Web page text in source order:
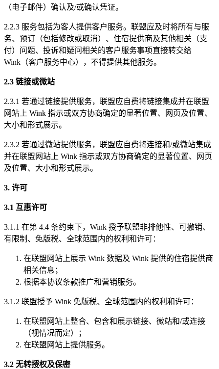
（电子邮件）确认及/或确认凭证。
2.2.3 服务包括为客人提供客户服务。联盟应及时将所有与服
务、预订（包括修改或取消）、住宿提供商及其他相关（支
付）问题、投诉和疑问相关的客户服务事项直接转交给
Wink（客户服务中心），不得提供其他服务。
2.3 链接或微站
2.3.1 若通过链接提供服务，联盟应自费将链接集成并在联盟
网站上 Wink 指示或双方协商确定的显著位置、网页及位置、
大小和形式展示。
2.3.2 若通过微站提供服务，联盟应自费将连接和/或微站集成
并在联盟网站上 Wink 指示或双方协商确定的显著位置、网页
及位置、大小和形式展示。
3. 许可
3.1 互惠许可
3.1.1 在第 4.4 条约束下，Wink 授予联盟非排他性、可撤销、
有限制、免版税、全球范围内的权利和许可：
在联盟网站上展示 Wink 数据及 Wink 提供的住宿提供商
相关信息；
根据本协议条款推广和营销服务。
3.1.2 联盟授予 Wink 免版税、全球范围内的权利和许可：
在联盟网站上整合、包含和展示链接、微站和/或连接
（视情况而定）；
在联盟网站上提供服务。
3.2 无转授权及保密